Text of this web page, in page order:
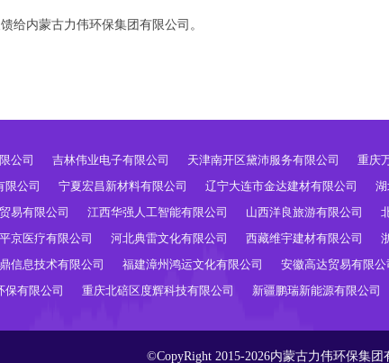
给内蒙古力伟环保集团有限公司。
公司 吉林伟业电子有限公司 天津南开区黛沛服务有限公司
重庆
限公司 宁夏宏昌新材料有限公司 辽宁大连市金达建材有限公司
易有限公司 江西华强人工智能有限公司 山西洋良旅游有限公司
京医疗有限公司 河北典雷文化有限公司 西藏维宇建材有限公司
信息技术有限公司 福建漳州鸿运文化有限公司 安徽高达贸易有限公
保有限公司 重庆北碚区度辉科技有限公司 新疆鹏瑞新能源有限公司
©CopyRight 2015-2026内蒙古力伟环保集